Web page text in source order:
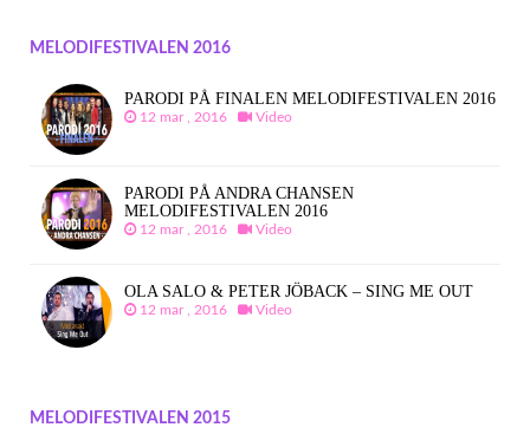
MELODIFESTIVALEN 2016
PARODI PÅ FINALEN MELODIFESTIVALEN 2016
12 mar , 2016 Video
PARODI PÅ ANDRA CHANSEN
MELODIFESTIVALEN 2016
12 mar , 2016 Video
OLA SALO & PETER JÖBACK – SING ME OUT
12 mar , 2016 Video
MELODIFESTIVALEN 2015